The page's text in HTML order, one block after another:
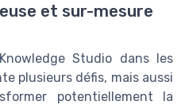
et sur-mesure
Studio dans les
plusieurs défis, mais aussi
potentiellement la